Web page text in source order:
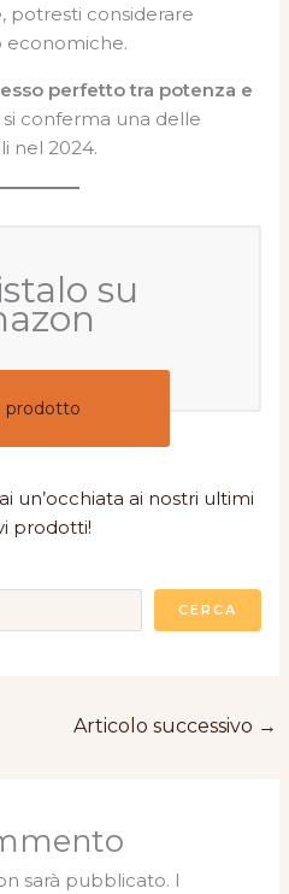
, potresti considerare
economiche.
perfetto tra potenza e
si conferma una delle
nel 2024.
su
prodotto
un’occhiata ai nostri ultimi
prodotti!
CERCA
Articolo successivo →
sarà pubblicato. I